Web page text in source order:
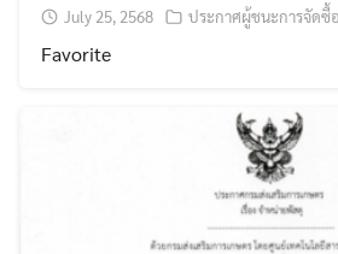
July 25, 2568 ประกาศผู้ชนะการจัดซื้
Favorite